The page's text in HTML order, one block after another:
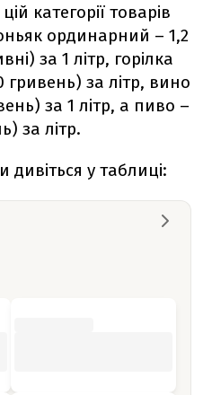
категорії товарів
ординарний – 1,2
за 1 літр, горілка
гривень) за літр, вино
за 1 літр, а пиво –
за літр.
дивіться у таблиці: